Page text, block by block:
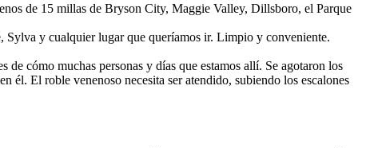
de 15 millas de Bryson City, Maggie Valley, Dillsboro, el Parque
Sylva y cualquier lugar que queríamos ir. Limpio y conveniente.
cómo muchas personas y días que estamos allí. Se agotaron los
él. El roble venenoso necesita ser atendido, subiendo los escalones